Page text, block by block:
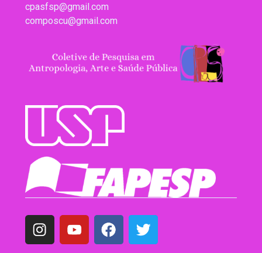
cpasfsp@gmail.com
composcu@gmail.com